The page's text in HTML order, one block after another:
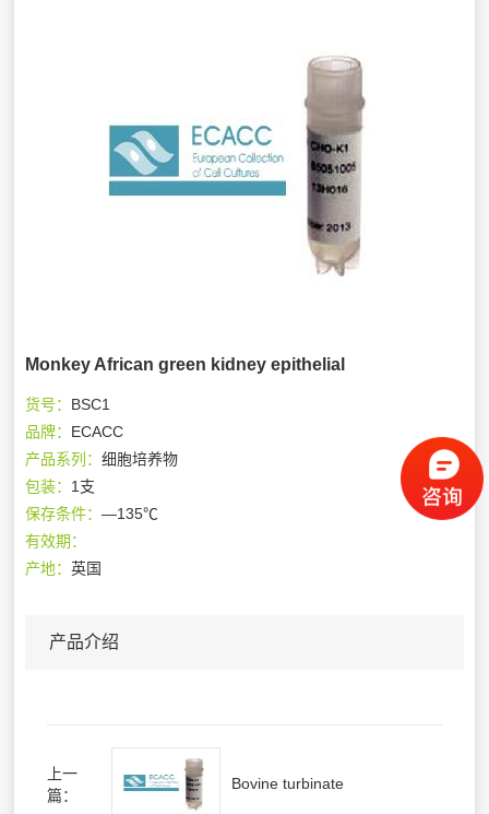
Monkey African green kidney epithelial
货号： BSC1
品牌： ECACC
产品系列：细胞培养物
包装： 1支
保存条件：—135℃
有效期：
产地：英国
产品介绍
上一
篇：
Bovine turbinate